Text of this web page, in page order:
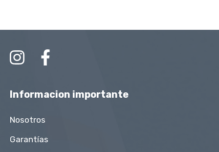
Informacion importante
Nosotros
Garantías